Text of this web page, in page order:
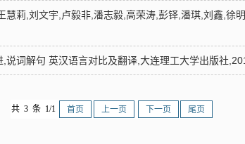
慧莉,刘文宇,卢毅非,潘志毅,高荣涛,彭铎,潘琪,刘鑫,徐
词解句 英汉语言对比及翻译,大连理工大学出版社
共 3 条 1/1 首页 上一页 下一页 尾页